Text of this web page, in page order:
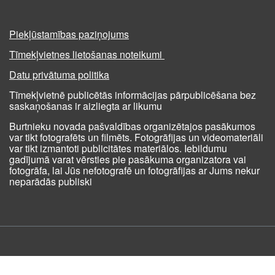
Piekļūstamības paziņojums
Tīmekļvietnes lietošanas noteikumi
Datu privātuma politika
Tīmekļvietnē publicētās informācijas pārpublicēšana bez
saskaņošanas ir aizliegta ar likumu
Burtnieku novada pašvaldības organizētajos pasākumos
var tikt fotografēts un filmēts. Fotogrāfijas un videomateriāli
var tikt izmantoti publicitātes materiālos. Iebildumu
gadījumā varat vērsties pie pasākuma organizatora vai
fotogrāfa, lai Jūs nefotografē un fotogrāfijas ar Jums nekur
neparādās publiski